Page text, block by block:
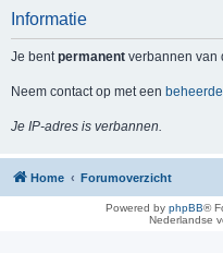
Informatie
Je bentpermanent verbannen van
Neem contact op met een
Je IP-adres is verbannen.
Home Forumoverzicht
Powered by phpBB®
Nederlandse